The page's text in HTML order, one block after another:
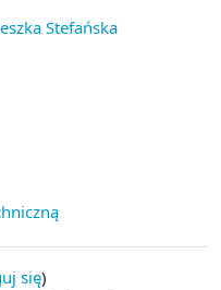
Stefańska
się)